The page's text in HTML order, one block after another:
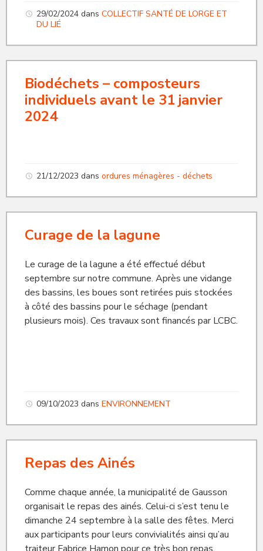
29/02/2024 dans COLLECTIF SANTÉ DE LORGE ET
DU LIÉ
Biodéchets – composteurs
individuels avant le 31 janvier
2024
21/12/2023 dans ordures ménagères - déchets
Curage de la lagune
Le curage de la lagune a été effectué début
septembre sur notre commune. Après une vidange
des bassins, les boues sont retirées puis stockées
à côté des bassins pour le séchage (pendant
plusieurs mois). Ces travaux sont financés par LCBC.
09/10/2023 dans ENVIRONNEMENT
Repas des Ainés
Comme chaque année, la municipalité de Gausson
organisait le repas des ainés. Celui-ci s’est tenu le
dimanche 24 septembre à la salle des fêtes. Merci
aux participants pour leurs convivialités ainsi qu’au